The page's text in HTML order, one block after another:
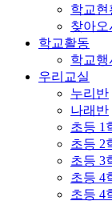
학교현
찾아오
학교활동
학교행
우리교실
누리반
나래반
초등 1
초등 2
초등 3
초등 4
초등 4